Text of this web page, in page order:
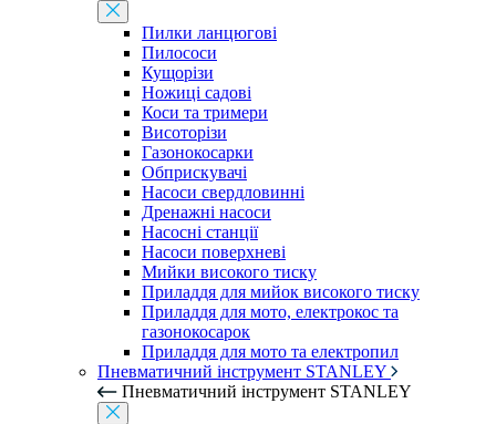
Пилки ланцюгові
Пилососи
Кущорізи
Ножиці садові
Коси та тримери
Висоторізи
Газонокосарки
Обприскувачі
Насоси свердловинні
Дренажні насоси
Насосні станції
Насоси поверхневі
Мийки високого тиску
Приладдя для мийок високого тиску
Приладдя для мото, електрокос та
газонокосарок
Приладдя для мото та електропил
Пневматичний інструмент STANLEY
Пневматичний інструмент STANLEY